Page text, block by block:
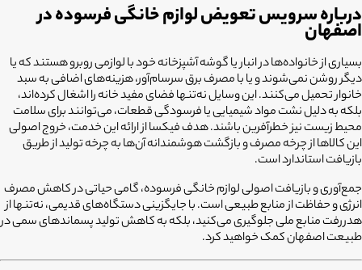
درباره سرویس تعویض لوازم خانگی فرسوده در
اصفهان
بسیاری از خانواده‌ها در انبار یا گوشه آشپزخانه خود با لوازمی روبرو هستند که یا
دیگر روشن نمی‌شوند و یا با مصرف برق سرسام‌آور، هزینه‌های اضافی به سبد
خانوار تحمیل می‌کنند. این وسایل نه‌تنها فضای مفید خانه را اشغال کرده‌اند،
بلکه به دلیل نشت مواد شیمیایی یا فرسودگی قطعات، می‌توانند برای سلامت
محیط زیست نیز خطرآفرین باشند. هدف فیکسا از ارائه این خدمت، خروج اصولی
این کالاها از چرخه مصرف و بازگشت هوشمندانه آن‌ها به چرخه تولید از طریق
بازیافت استاندارد است.
جمع‌آوری و بازیافت اصولی لوازم خانگی فرسوده، گامی حیاتی در کاهش مصرف
انرژی و حفاظت از منابع طبیعی است. با جایگزینی دستگاه‌های قدیمی، نه‌تنها از
هدررفت منابع ملی جلوگیری می‌کنید، بلکه به کاهش تولید پسماندهای سمی در
طبیعت اصفهان کمک خواهید کرد.